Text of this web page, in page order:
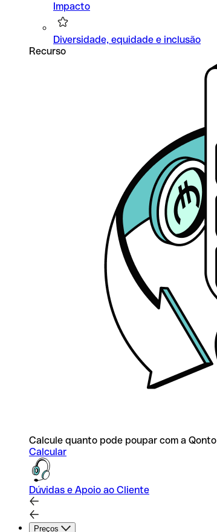
Impacto
Diversidade, equidade e inclusão
Recurso
Calcule quanto pode poupar com a Qonto
Calcular
Dúvidas e Apoio ao Cliente
Preços